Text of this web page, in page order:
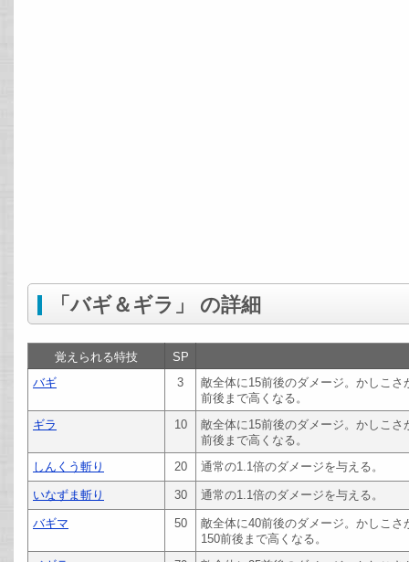
「バギ＆ギラ」 の詳細
覚えられる特技
SP
バギ
3
敵全体に15前後のダメージ。かしこ
前後まで高くなる。
ギラ
10
敵全体に15前後のダメージ。かしこ
前後まで高くなる。
しんくう斬り
20 通常の1.1倍のダメージを与える。
いなずま斬り 30 通常の1.1倍のダメージを与える。
バギマ 50
敵全体に40前後のダメージ。かしこ
150前後まで高くなる。